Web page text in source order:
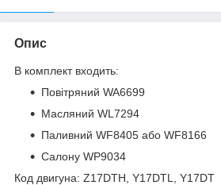
Опис
В комплект входить:
Повітряний WA6699
Масляний WL7294
Паливний WF8405 або WF8166
Салону WP9034
Код двигуна: Z17DTH, Y17DTL, Y17DT